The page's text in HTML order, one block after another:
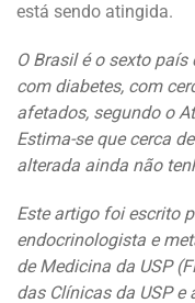
está sendo atingida.
O Brasil é o sexto
com diabetes, com
afetados, segundo o
Estima-se que cerca
alterada ainda não
Este artigo foi escrito
endocrinologista e
de Medicina da USP
das Clínicas da USP